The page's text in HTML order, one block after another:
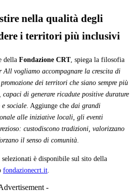
nella qualità degli
i territori più inclusivi
della Fondazione CRT, spiega la filosofia
All vogliamo accompagnare la crescita di
dei territori che siano sempre più
di generare ricadute positive durature
sociale . Aggiunge che dai grandi
alle iniziative locali, gli eventi
custodiscono tradizioni, valorizzano
il senso di comunità
è disponibile sul sito della
fondazionecrt.it
-